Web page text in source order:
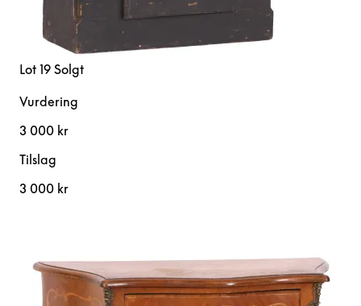
Lot 19 Solgt
Vurdering
3 000 kr
Tilslag
3 000 kr